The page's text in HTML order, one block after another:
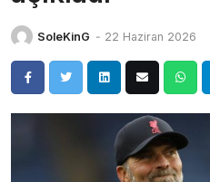
SoleKinG - 22 Haziran 2026